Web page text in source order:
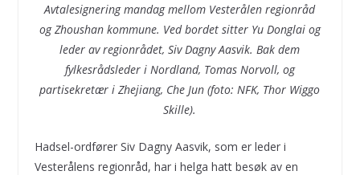
Avtalesignering mandag mellom Vesterålen regionråd
ogZhoushan kommune. Ved bordet sitter Yu Donglai og
leder av regionrådet, Siv Dagny Aasvik. Bak dem
fylkesrådsleder i Nordland, Tomas Norvoll, og
partisekretær i Zhejiang, Che Jun (foto: NFK, Thor Wiggo
Skille).
Hadsel-ordfører Siv Dagny Aasvik, som er leder i
Vesterålens regionråd, har i helga hatt besøk av en